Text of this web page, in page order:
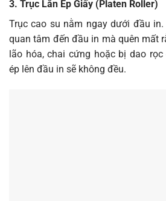
3. Trục Lăn Ép Giấy (Platen Roller)
Trục cao su nằm ngay dưới đầu
quan tâm đến đầu in mà quên mất
lão hóa, chai cứng hoặc bị dao
ép lên đầu in sẽ không đều.